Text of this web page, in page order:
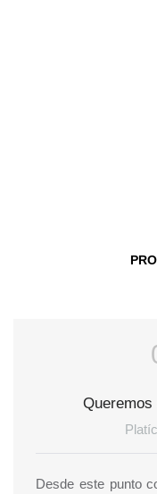
Desde este punto